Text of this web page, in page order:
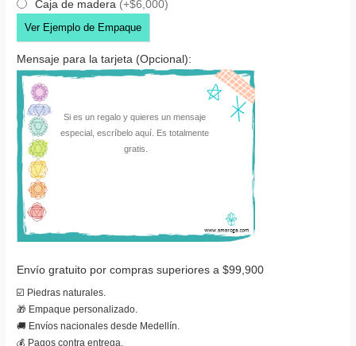
Caja de madera (+$6,000)
Ver Ejemplo de Empaque
Mensaje para la tarjeta (Opcional):
Envío gratuito por compras superiores a $99,900
☑️ Piedras naturales.
🎁 Empaque personalizado.
🚚 Envíos nacionales desde Medellín.
💰 Pagos contra entrega.